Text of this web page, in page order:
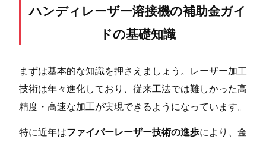
ハンディレーザー溶接機の補助金ガイ
ドの基礎知識
まずは基本的な知識を押さえましょう。レーザー加工
技術は年々進化しており、従来工法では難しかった高
精度・高速な加工が実現できるようになっています。
特に近年はファイバーレーザー技術の進歩により、金